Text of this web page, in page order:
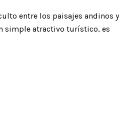
entre los paisajes andinos y
simple atractivo turístico, es